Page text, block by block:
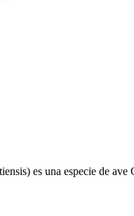
es una especie de